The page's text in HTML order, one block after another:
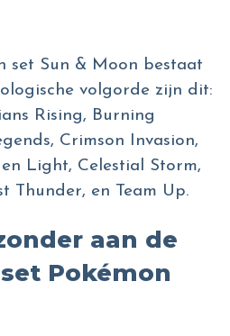
set Sun & Moon bestaat
volgorde zijn dit:
Rising, Burning
Crimson Invasion,
Light, Celestial Storm,
Thunder, en Team Up.
aan de
Pokémon